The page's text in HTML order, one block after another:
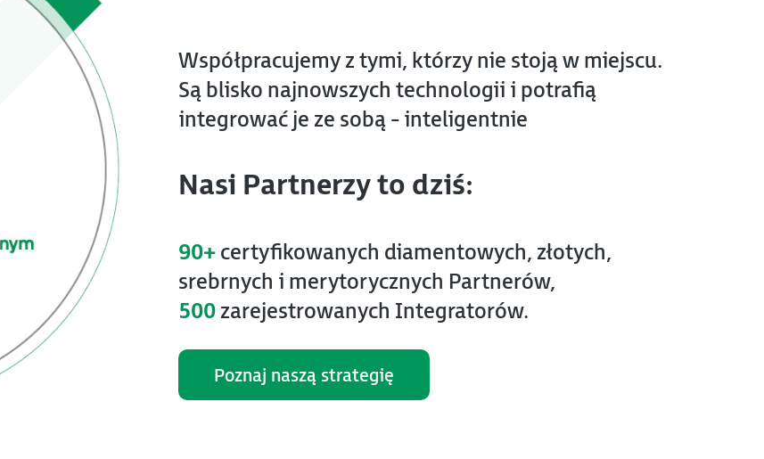
Współpracujemy z tymi, którzy nie stoją w miejscu.
Są blisko najnowszych technologii i potrafią
integrować je ze sobą - inteligentnie
Nasi Partnerzy to dziś:
90+ certyfikowanych diamentowych, złotych,
srebrnych i merytorycznych Partnerów,
500 zarejestrowanych Integratorów.
Poznaj naszą strategię